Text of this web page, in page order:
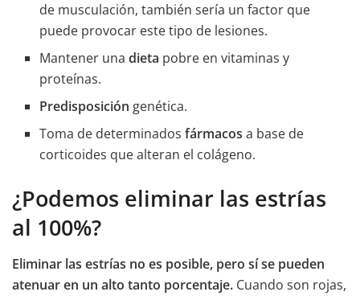
de musculación, también sería un factor que
puede provocar este tipo de lesiones.
Mantener unadieta pobre en vitaminas y
proteínas.
Predisposicióngenética.
Toma de determinadosfármacosa base de
corticoides que alteran el colágeno.
¿Podemos eliminar las estrías
al 100%?
Eliminar las estrías no es posible, pero sí se pueden
atenuar en un alto tanto porcentaje. Cuando son rojas,